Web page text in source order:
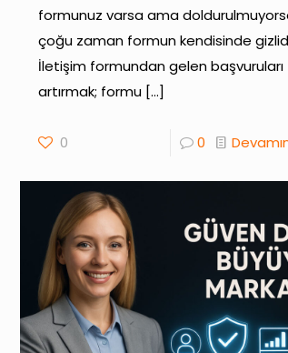
formunuz varsa ama
çoğu zaman formun kendisinde
İletişim formundan gelen başvuruları
artırmak; formu […]
0 0